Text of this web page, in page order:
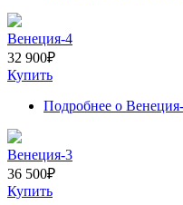
Венеция-4
32 900₽
Купить
Подробнее о
Венеция-3
36 500₽
Купить